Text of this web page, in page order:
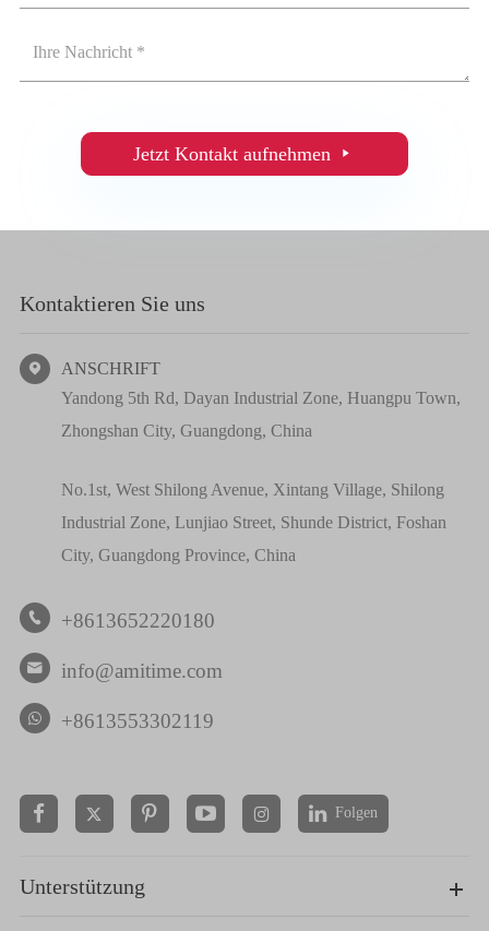
Jetzt Kontakt aufnehmen 
Kontaktieren Sie uns

ANSCHRIFT
Yandong 5th Rd, Dayan Industrial Zone, Huangpu Town,
Zhongshan City, Guangdong, China
No.1st, West Shilong Avenue, Xintang Village, Shilong
Industrial Zone, Lunjiao Street, Shunde District, Foshan
City, Guangdong Province, China
 +8613652220180
 info@amitime.com
+8613553302119
  Folgen
Unterstützung